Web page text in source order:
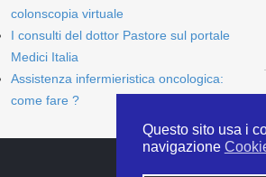
Questo sito usa i
navigazione
colonscopia virtuale
I consulti del dottor Pastore sul portale
Medici Italia
Assistenza infermieristica oncologica:
come fare ?